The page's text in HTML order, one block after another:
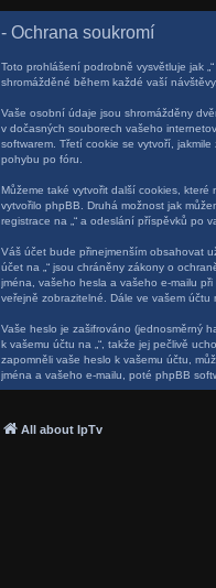
- Ochrana soukromí
Toto prohlášení podrobně vysvětluje jak „“
shromážděné během každé vaší návštěvy.
Vaše osobní údaje jsou shromážděny
v dočasných souborech vašeho
softwarem. Třetí cookie se vytvoří,
pohybu po fóru.
Můžeme také vytvořit další cookies, které
vytvořilo phpBB. Druhá možnost jak
registrace na „“ a odeslání příspěvků po
Váš účet bude přinejmenším obsahovat
účet na „“ jsou chráněny zákony o
jména, vašeho hesla a vašeho e-mailu
veřejně zobrazitelné. Dále ve vašem
Vaše heslo je zašifrováno (jednosměrný
k vašemu účtu na „“, takže jej pečlivě
zapomněli vaše heslo k vašemu účtu,
jména a vašeho e-mailu, poté phpBB
All about IpTv